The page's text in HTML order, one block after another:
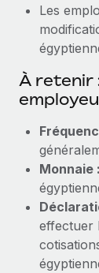
Les
À retenir
Monnaie :
effectuer